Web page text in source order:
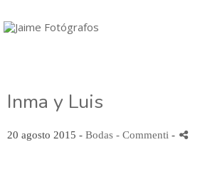
Inma y Luis
20 agosto 2015 - Bodas - Commenti -